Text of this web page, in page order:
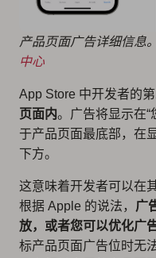
产品页面广告详细信息
中心
‌App Store‌ 中开发者的
页面内。广告将显示在“
于产品页面最底部，在
下方。
这意味着开发者可以在
根据 Apple 的说法， 广
放，或者您可以优化广
标产品页面广告位时无